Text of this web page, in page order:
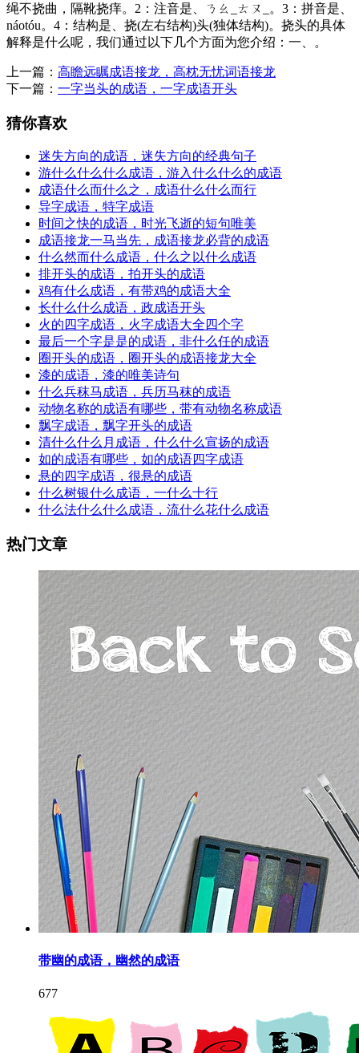
绳不挠曲，隔靴挠痒。2：注音是、ㄋㄠ_ㄊㄡ_。3：拼音是、
náotóu。4：结构是、挠(左右结构)头(独体结构)。挠头的具体
解释是什么呢，我们通过以下几个方面为您介绍：一、。
上一篇： 高瞻远瞩成语接龙，高枕无忧词语接龙
下一篇： 一字当头的成语，一字成语开头
猜你喜欢
迷失方向的成语，迷失方向的经典句子
游什么什么什么成语，游入什么什么的成语
成语什么而什么之，成语什么什么而行
导字成语，特字成语
时间之快的成语，时光飞逝的短句唯美
成语接龙一马当先，成语接龙必背的成语
什么然而什么成语，什么之以什么成语
排开头的成语，拍开头的成语
鸡有什么成语，有带鸡的成语大全
长什么什么成语，政成语开头
火的四字成语，火字成语大全四个字
最后一个字是是的成语，非什么任的成语
圈开头的成语，圈开头的成语接龙大全
漆的成语，漆的唯美诗句
什么兵秣马成语，兵历马秣的成语
动物名称的成语有哪些，带有动物名称成语
飘字成语，飘字开头的成语
清什么什么月成语，什么什么宣扬的成语
如的成语有哪些，如的成语四字成语
悬的四字成语，很悬的成语
什么树银什么成语，一什么十行
什么法什么什么成语，流什么花什么成语
热门文章
带幽的成语，幽然的成语
677